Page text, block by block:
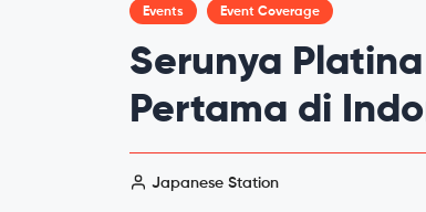
Events Event Coverage
Serunya
Pertama di
Japanese Station